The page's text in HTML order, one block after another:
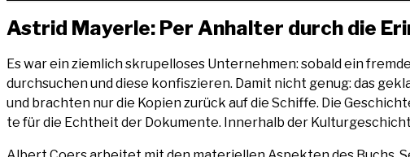
Astrid May­er­le: Per Anhal­ter durch die
Es war ein ziem­lich skru­pel­lo­ses Unter­neh­men: sobald ein
durch­su­chen und die­se kon­fis­zie­ren. Damit nicht genug: das
und brach­ten nur die Kopien zurück auf die Schif­fe. Die
te für die Echt­heit der Doku­men­te. Inner­halb der